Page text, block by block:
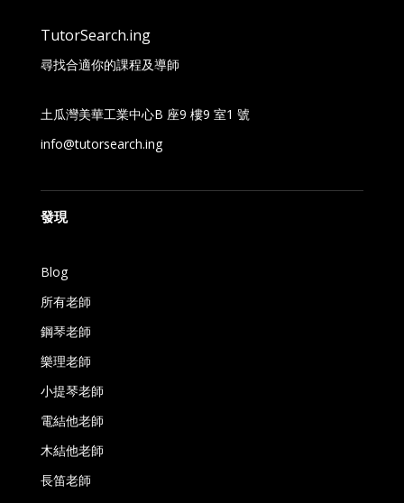
TutorSearch.ing
尋找合適你的課程及導師
土瓜灣美華工業中心B 座9 樓9 室1 號
info@tutorsearch.ing
發現
Blog
所有老師
鋼琴老師
樂理老師
小提琴老師
電結他老師
木結他老師
長笛老師